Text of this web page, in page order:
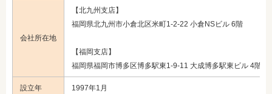
会社所在地
【北九州支店】
福岡県北九州市小倉北区米町1-2-22 小倉NSビル 6階
【福岡支店】
福岡県福岡市博多区博多駅東1-9-11 大成博多駅東ビル 4階
設立年 1997年1月